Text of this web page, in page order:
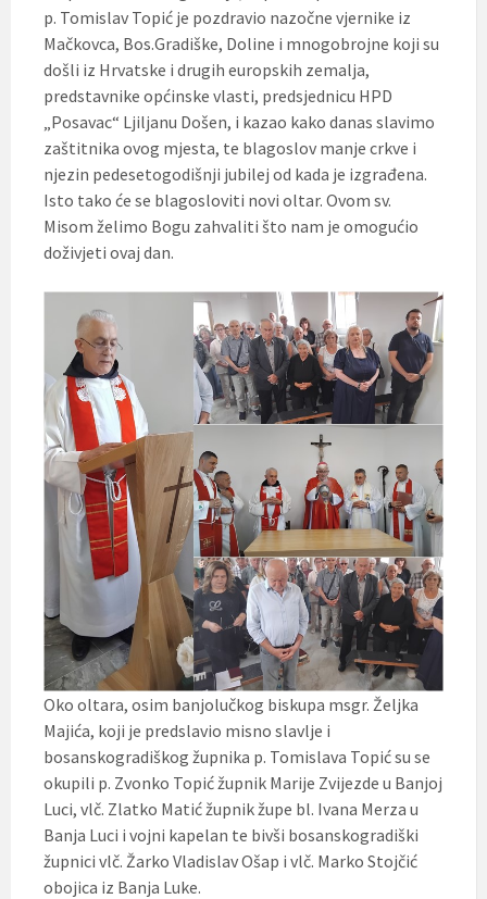
p. Tomislav Topić je pozdravio nazočne vjernike iz
Mačkovca, Bos.Gradiške, Doline i mnogobrojne koji su
došli iz Hrvatske i drugih europskih zemalja,
predstavnike općinske vlasti, predsjednicu HPD
„Posavac“ Ljiljanu Došen, i kazao kako danas slavimo
zaštitnika ovog mjesta, te blagoslov manje crkve i
njezin pedesetogodišnji jubilej od kada je izgrađena.
Isto tako će se blagosloviti novi oltar. Ovom sv.
Misom želimo Bogu zahvaliti što nam je omogućio
doživjeti ovaj dan.
Oko oltara, osim banjolučkog biskupa msgr. Željka
Majića, koji je predslavio misno slavlje i
bosanskogradiškog župnika p. Tomislava Topić su se
okupili p. Zvonko Topić župnik Marije Zvijezde u Banjoj
Luci, vlč. Zlatko Matić župnik župe bl. Ivana Merza u
Banja Luci i vojni kapelan te bivši bosanskogradiški
župnici vlč. Žarko Vladislav Ošap i vlč. Marko Stojčić
obojica iz Banja Luke.